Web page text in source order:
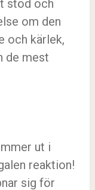
stöd och
om den
och kärlek,
de mest
ut i
reaktion!
sig för